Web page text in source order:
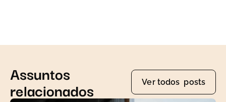
Assuntos
relacionados Ver todos posts